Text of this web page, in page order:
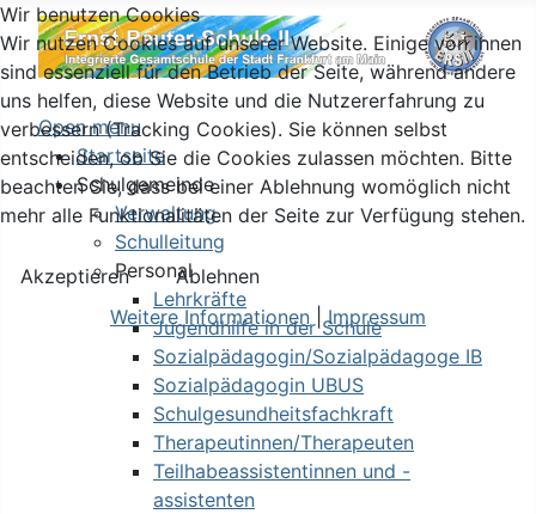
Open menu
Startseite
Schulgemeinde
Verwaltung
Schulleitung
Personal
Lehrkräfte
Jugendhilfe in der Schule
Sozialpädagogin/Sozialpädagoge IB
Sozialpädagogin UBUS
Schulgesundheitsfachkraft
Therapeutinnen/Therapeuten
Teilhabeassistentinnen und -
assistenten
Wir benutzen Cookies
Wir nutzen Cookies auf unserer Website. Einige von ihnen
sind essenziell für den Betrieb der Seite, während andere
uns helfen, diese Website und die Nutzererfahrung zu
verbessern (Tracking Cookies). Sie können selbst
entscheiden, ob Sie die Cookies zulassen möchten. Bitte
beachten Sie, dass bei einer Ablehnung womöglich nicht
mehr alle Funktionalitäten der Seite zur Verfügung stehen.
Akzeptieren
Ablehnen
Weitere Informationen |Impressum